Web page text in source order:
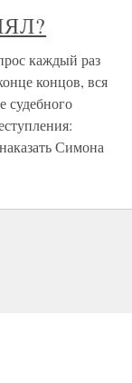
каждый раз
концов, вся
судебного
Симона